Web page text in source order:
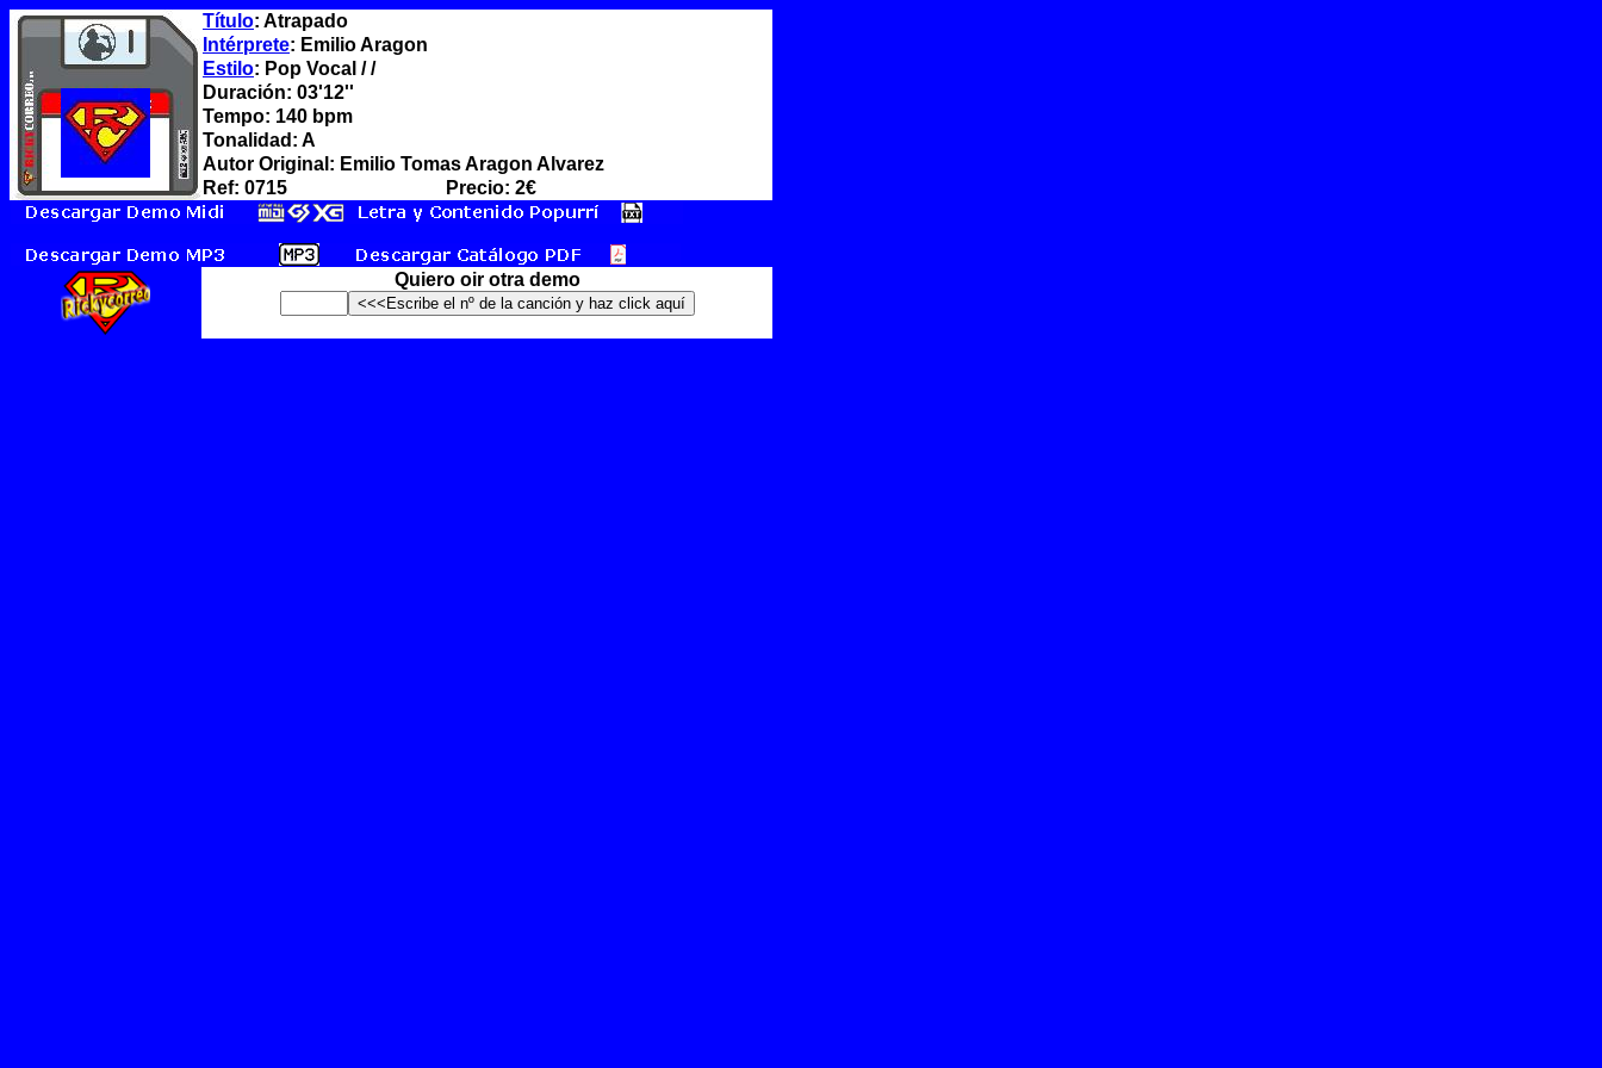
Título: Atrapado
Intérprete: Emilio Aragon
Estilo: Pop Vocal / /
Duración: 03'12''
Tempo: 140 bpm
Tonalidad: A
Autor Original: Emilio Tomas Aragon Alvarez
Ref: 0715
Precio: 2€
Quiero oir otra demo